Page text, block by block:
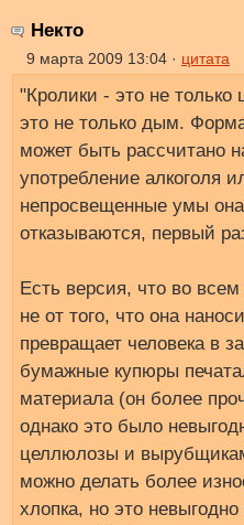
Некто
9 марта 2009 13:04 · цитата
"Кролики - это не
это не только дым.
может быть рассчитано
употребление алкоголя
непросвещенные умы
отказываются, первый
Есть версия, что во
не от того, что она
превращает человека в
бумажные купюры
материала (он более
однако это было
целлюлозы и
можно делать более
хлопка, но это